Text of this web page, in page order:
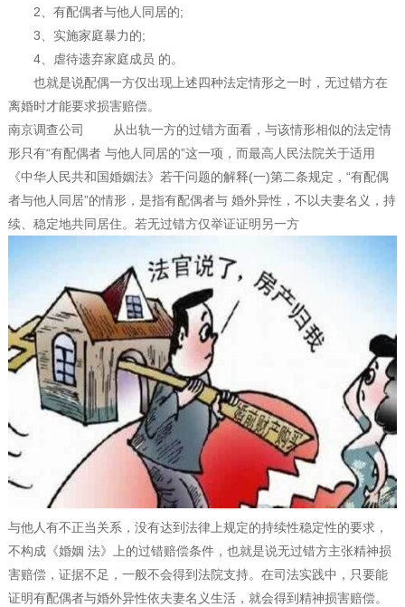
2、有配偶者与他人同居的;
3、实施家庭暴力的;
4、虐待遗弃家庭成员 的。
也就是说配偶一方仅出现上述四种法定情形之一时，无过错方在
离婚时才能要求损害赔偿。
南京调查公司 从出轨一方的过错方面看，与该情形相似的法定情
形只有“有配偶者 与他人同居的”这一项，而最高人民法院关于适用
《中华人民共和国婚姻法》若干问题的解释(一)第二条规定，“有配偶
者与他人同居”的情形，是指有配偶者与 婚外异性，不以夫妻名义，持
续、稳定地共同居住。若无过错方仅举证证明另一方
与他人有不正当关系，没有达到法律上规定的持续性稳定性的要求，
不构成《婚姻 法》上的过错赔偿条件，也就是说无过错方主张精神损
害赔偿，证据不足，一般不会得到法院支持。在司法实践中，只要能
证明有配偶者与婚外异性依夫妻名义生活，就会得到精神损害赔偿。